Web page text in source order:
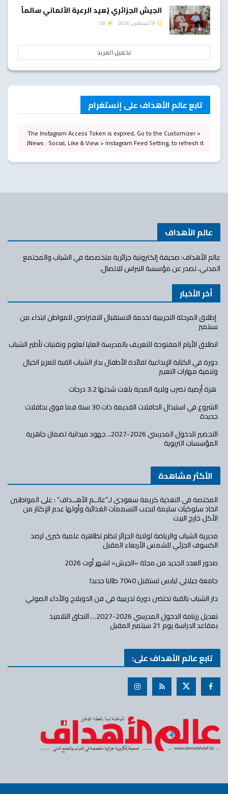
الجيش الجزائري يُعيد الرعية الألماني سالماً
تحميل المزيد
تابع عالم الأهداف على إنستغرام
The Instagram Access Token is expired, Go to the Customizer >
JNews : Social, Like & View > Instagram Feed Setting, to refresh it.
عالم الأهداف
عالم الأهداف: صحيفة إلكترونية جزائرية متخصصة في الشباب والمجتمع
المدني، تصدر عن مؤسسة النبراس للاتصال.
أخر الأخبار
إطلاق المرحلة التجريبية لخدمة الاستقبال الافتراضي للمواطن ابتداء من
سبتمبر
انطلاق الأيام المفتوحة للتعريف بالمدرسة العليا لعلوم وتقنيات تأطير الشباب
دورة في الكتابة الإبداعية لفائدة الأطفال بدار الشباب القبة لتعزيز الخيال
وتنمية مهارات التعبير
هزة أرضية تضرب ولاية المدية بلغت شدتها 3.2 درجات
الشروع في استبدال الحافلات القديمة ذات 30 سنة فما فوق بحافلات
جديدة
التحضير للدخول المدرسي 2026-2027.. جهود ميدانية لضمان جاهزية
المؤسسات التربوية
الأكثر مشاهدة
المختصة في التغذية كريمة سعودي لـ”عالــم الأهــداف” : على المواطنين
اتخاذ سلوكيات سليمة لتجنب التسممات الغذائية وأولها عدم الإكثار من
الأكل خارج البيت
مديرية الشباب والرياضة لولاية الجزائر تنظم تظاهرة علمية كبرى لرصد
الكسوف الجزئي للشمس الأربعاء المقبل
صدور العدد الجديد من مجلة «الجيش» لشهر أوت 2026
جامعة جيلالي ليابس تستقبل 7040 طالبا جديدا
دار الشباب بالقبة تحتضن دورة تدريبية في فن الدوبلاج والأداء الصوتي
تعديل رزنامة الدخول المدرسي 2026-2027… التحاق التلاميذ
بمقاعد الدراسة يوم 21 سبتمبر المقبل
تابع عالم الأهداف على: